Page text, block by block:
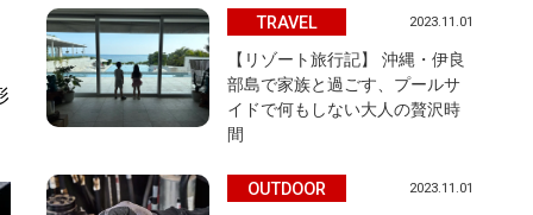
TRAVEL 2023.11.01
【リゾート旅行記】 沖縄・伊良
部島で家族と過ごす、プールサ
イドで何もしない大人の贅沢時
間
OUTDOOR 2023.11.01